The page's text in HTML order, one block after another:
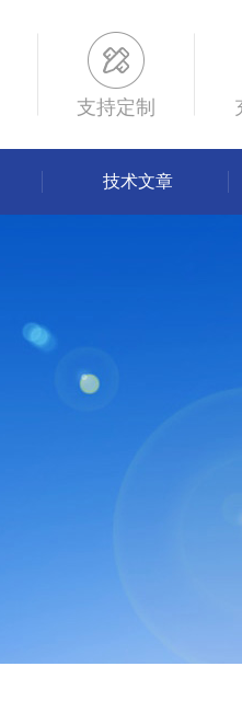
支持定制
技术文章